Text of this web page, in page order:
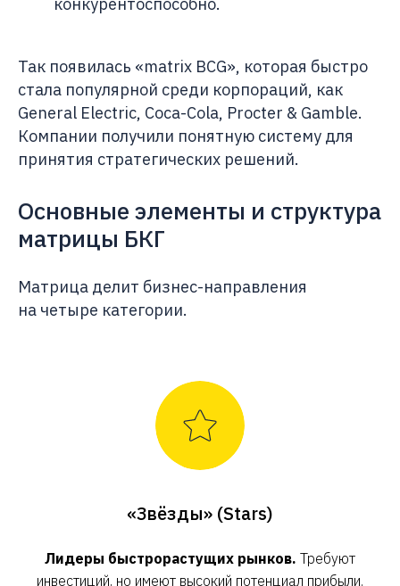
Так появилась «matrix BCG», которая быстро
стала популярной среди корпораций, как
General Electric, Coca-Cola, Procter & Gamble.
Компании получили понятную систему для
принятия стратегических решений.
Основные элементы и структура
матрицы БКГ
Матрица делит бизнес-направления
на четыре категории.
«Звёзды» (Stars)
Лидеры быстрорастущих рынков. Требуют
инвестиций, но имеют высокий потенциал прибыли.